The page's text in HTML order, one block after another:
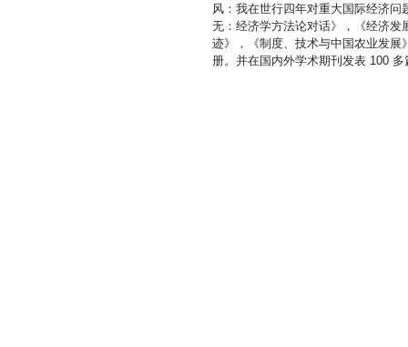
风：我在世行四年对重大国际经济
无：经济学方法论对话》，《经济
迹》，《制度、技术与中国农业发
册。并在国内外学术期刊发表 100 多